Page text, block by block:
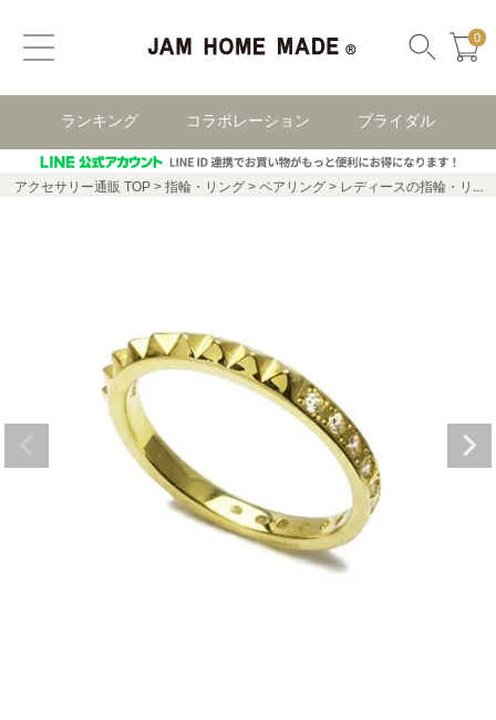
0
ランキング コラボレーション ブライダル
アクセサリー通販 TOP 指輪・リング ペアリング レディースの指輪・リング